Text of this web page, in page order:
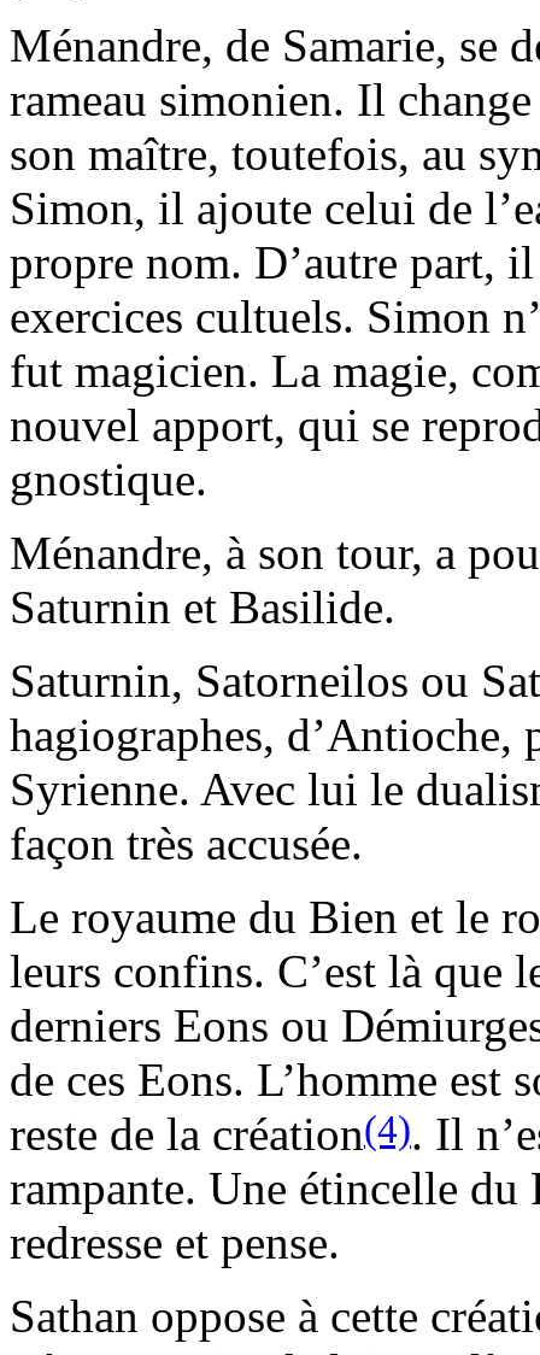
Ménandre, de Samarie, se
rameau simonien. Il
son maître, toutefois, au
Simon, il ajoute celui de
propre nom. D’autre part,
exercices cultuels. Simon
fut magicien. La magie,
nouvel apport, qui se
gnostique.
Ménandre, à son tour, a
Saturnin et Basilide.
Saturnin, Satorneilos ou
hagiographes, d’Antioche,
Syrienne. Avec lui le
façon très accusée.
Le royaume du Bien et le
leurs confins. C’est là que
derniers Eons ou
de ces Eons. L’homme est
reste de la création(4). Il
rampante. Une étincelle
redresse et pense.
Sathan oppose à cette